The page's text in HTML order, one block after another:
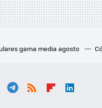
gama media agosto